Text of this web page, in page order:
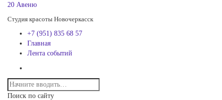
20 Авеню
Студия красоты Новочеркасск
+7 (951) 835 68 57
Главная
Лента событий
Поиск по сайту